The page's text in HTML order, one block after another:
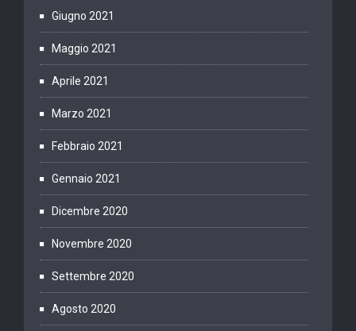
Giugno 2021
Maggio 2021
Aprile 2021
Marzo 2021
Febbraio 2021
Gennaio 2021
Dicembre 2020
Novembre 2020
Settembre 2020
Agosto 2020